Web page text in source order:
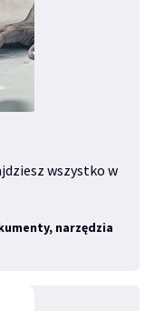
wszystko w
narzędzia